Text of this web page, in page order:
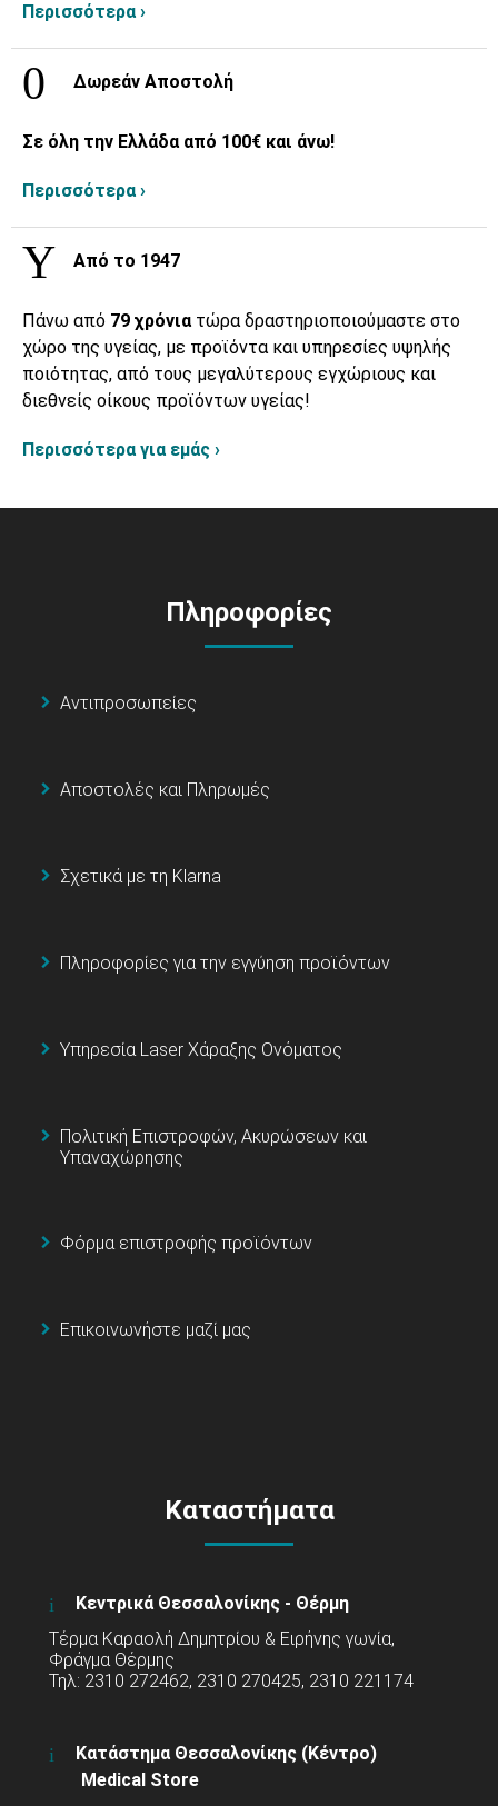
Περισσότερα ›
Δωρεάν Αποστολή
Σε όλη την Ελλάδα από 100€ και άνω!
Περισσότερα ›
Από το 1947
Πάνω από 79 χρόνια τώρα δραστηριοποιούμαστε στο
χώρο της υγείας, με προϊόντα και υπηρεσίες υψηλής
ποιότητας, από τους μεγαλύτερους εγχώριους και
διεθνείς οίκους προϊόντων υγείας!
Περισσότερα για εμάς ›
Πληροφορίες
Αντιπροσωπείες
Αποστολές και Πληρωμές
Σχετικά με τη Klarna
Πληροφορίες για την εγγύηση προϊόντων
Υπηρεσία Laser Χάραξης Ονόματος
Πολιτική Επιστροφών, Ακυρώσεων και
Υπαναχώρησης
Φόρμα επιστροφής προϊόντων
Επικοινωνήστε μαζί μας
Καταστήματα
Κεντρικά Θεσσαλονίκης - Θέρμη
Τέρμα Καραολή Δημητρίου & Ειρήνης γωνία,
Φράγμα Θέρμης
Τηλ: 2310 272462, 2310 270425, 2310 221174
Κατάστημα Θεσσαλονίκης (Κέντρο)
Medical Store